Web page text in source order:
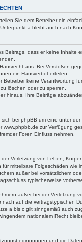
Sie dem Betreiber ein
a bleibt auch nach
Beitrags, dass er keine
aus. Bei Verstößen
ein Hausverbot erteilen.
Betreiber keine Verantwortung
löschen oder zu sperren.
hinaus, Ihre Beiträge
bei phpBB um eine unter der „
www.phpbb.de zur Verfügung
Foren Einfluss nehmen.
Verletzung von Leben,
mittelbare Folgeschäden wie
außer bei vorsätzlichem
typischerweise
außer bei der Verletzung
auf die vertragstypischen
a bis c gilt sinngemäß auch
nationalem Recht
und die